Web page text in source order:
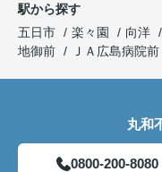
駅から探す
五日市
楽々園 向洋
地御前
ＪＡ広島病院前
丸和
0800-200-8080